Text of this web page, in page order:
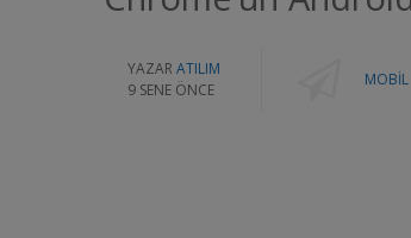
YAZAR ATILIM
9 SENE ÖNCE
MOBIL